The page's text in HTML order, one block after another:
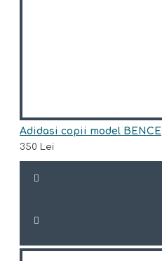
Adidasi copii model BENCE
350 Lei